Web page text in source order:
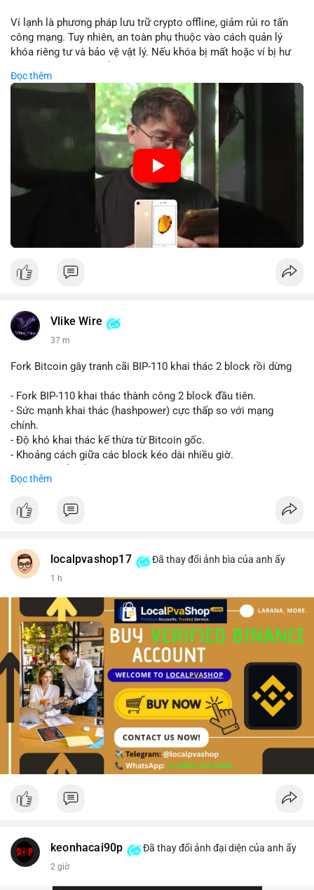
Lời khuyên: Nhà đầu tư nhỏ lẻ nên theo dõi sát dòng tiền xác
nhận và tránh vào lệnh đòn bẩy quá mức trong 24 giờ tới. Quan
sát phản ứng giá tại vùng hỗ trợ $64,000 để đưa ra quyết định
#89btc #mempoolbitcoin #dongtiencavoi
#aplucban
#phantichonchain
Ví lạnh là phương pháp lưu trữ crypto offline, giảm rủi ro tấn
công mạng. Tuy nhiên, an toàn phụ thuộc vào cách quản lý
khóa riêng tư và bảo vệ vật lý. Nếu khóa bị mất hoặc ví bị hư
nên kết hợp với biện pháp dự phòng như sao lưu khóa và chọn
nhà sản xuất uy tín.
🎥 Xem video trực tiếp tại:
Nguồn: 5 Phút Crypto
Đọc thêm
Vlike Wire
37 m
Fork Bitcoin gây tranh cãi BIP-110 khai thác 2 block rồi dừng
- Fork BIP-110 khai thác thành công 2 block đầu tiên.
- Sức mạnh khai thác (hashpower) cực thấp so với mạng
chính.
- Độ khó khai thác kế thừa từ Bitcoin gốc.
- Khoảng cách giữa các block kéo dài nhiều giờ.
#vlikevn #titanbot
Đọc thêm
localpvashop17 Đã thay đổi ảnh bìa của anh ấy
1 h
keonhacai90p Đã thay đổi ảnh đại diện của anh ấy
2 giờ